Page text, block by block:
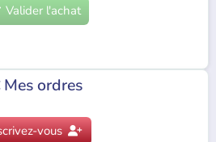
Valider l'achat
Mes ordres
vous